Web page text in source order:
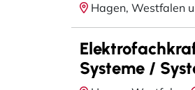
Hagen, Westfalen
Systeme /